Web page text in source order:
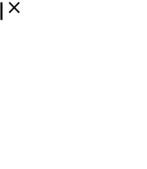
close